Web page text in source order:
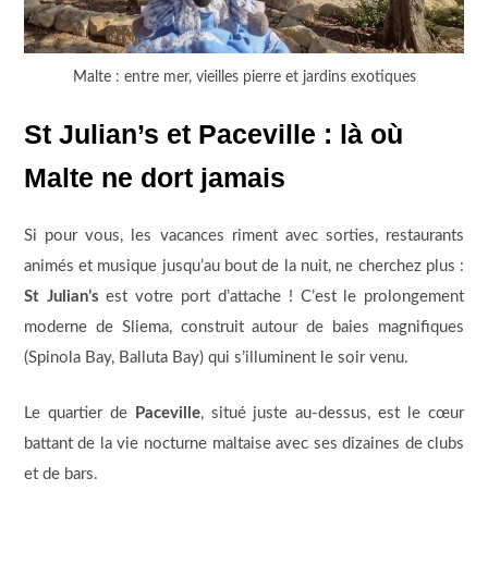
Malte : entre mer, vieilles pierre et jardins exotiques
St Julian’s et Paceville : là où
Malte ne dort jamais
Si pour vous, les vacances riment avec sorties, restaurants
animés et musique jusqu’au bout de la nuit, ne cherchez plus :
St Julian’s est votre port d’attache ! C’est le prolongement
moderne de Sliema, construit autour de baies magnifiques
(Spinola Bay, Balluta Bay) qui s’illuminent le soir venu.
Le quartier de Paceville, situé juste au-dessus, est le cœur
battant de la vie nocturne maltaise avec ses dizaines de clubs
et de bars.